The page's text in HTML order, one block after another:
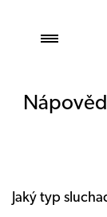
Jaký typ